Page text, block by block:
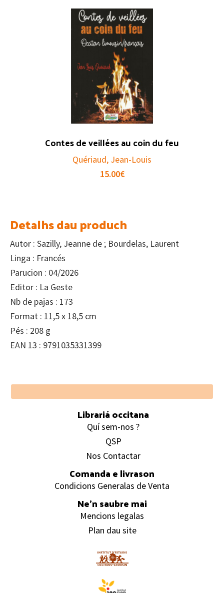
Contes de veillées au coin du feu
Quériaud, Jean-Louis
15.00€
Detalhs dau produch
Autor : Sazilly, Jeanne de ; Bourdelas, Laurent
Linga : Francés
Parucion : 04/2026
Editor : La Geste
Nb de pajas : 173
Format : 11,5 x 18,5 cm
Pés : 208 g
EAN 13 : 9791035331399
Footer
Librariá occitana
Quí sem-nos ?
QSP
Nos Contactar
Comanda e livrason
Condicions Generalas de Venta
Ne’n saubre mai
Mencions legalas
Plan dau site